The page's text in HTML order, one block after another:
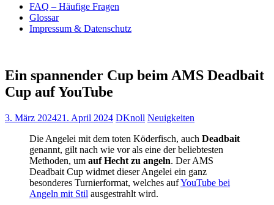
FAQ – Häufige Fragen
Glossar
Impressum & Datenschutz
Ein spannender Cup beim AMS Deadbait
Cup auf YouTube
3. März 202421. April 2024 DKnoll Neuigkeiten
Die Angelei mit dem toten Köderfisch, auch Deadbait
genannt, gilt nach wie vor als eine der beliebtesten
Methoden, um auf Hecht zu angeln. Der AMS
Deadbait Cup widmet dieser Angelei ein ganz
besonderes Turnierformat, welches aufYouTube bei
Angeln mit Stil ausgestrahlt wird.